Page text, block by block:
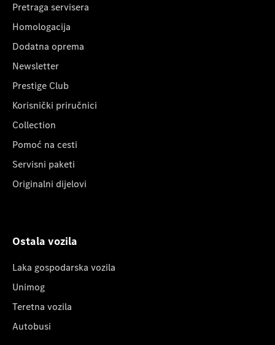
Pretraga servisera
Homologacija
Dodatna oprema
Newsletter
Prestige Club
Korisnički priručnici
Collection
Pomoć na cesti
Servisni paketi
Originalni dijelovi
Ostala vozila
Laka gospodarska vozila
Unimog
Teretna vozila
Autobusi